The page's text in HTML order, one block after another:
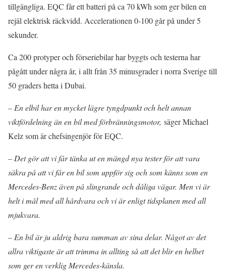
tillgängliga. EQC får ett batteri på ca 70 kWh som ger bilen en
rejäl elektrisk räckvidd. Accelerationen 0-100 går på under 5
sekunder.
Ca 200 protyper och förseriebilar har byggts och testerna har
pågått under några år, i allt från 35 minusgrader i norra Sverige till
50 graders hetta i Dubai.
– En elbil har en mycket lägre tyngdpunkt och helt annan
viktfördelning än en bil med förbränningsmotor, säger Michael
Kelz som är chefsingenjör för EQC.
– Det gör att vi får tänka ut en mängd nya tester för att vara
säkra på att vi får en bil som uppför sig och som känns som en
Mercedes-Benz även på slingrande och dåliga vägar. Men vi är
helt i mål med all hårdvara och vi är enligt tidsplanen med all
mjukvara.
– En bil är ju aldrig bara summan av sina delar. Något av det
allra viktigaste är att trimma in allting så att det blir en helhet
som ger en verklig Mercedes-känsla.